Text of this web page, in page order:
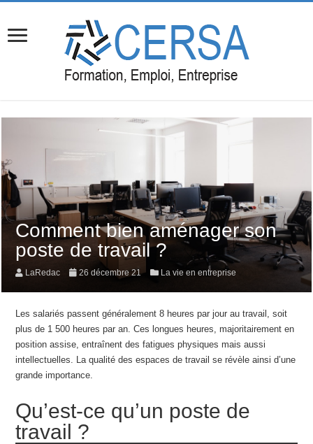
Comment bien aménager son
poste de travail ?
LaRedac 26 décembre 21 La vie en entreprise
Les salariés passent généralement 8 heures par jour au travail, soit
plus de 1 500 heures par an. Ces longues heures, majoritairement en
position assise, entraînent des fatigues physiques mais aussi
intellectuelles. La qualité des espaces de travail se révèle ainsi d’une
grande importance.
Qu’est-ce qu’un poste de
travail ?